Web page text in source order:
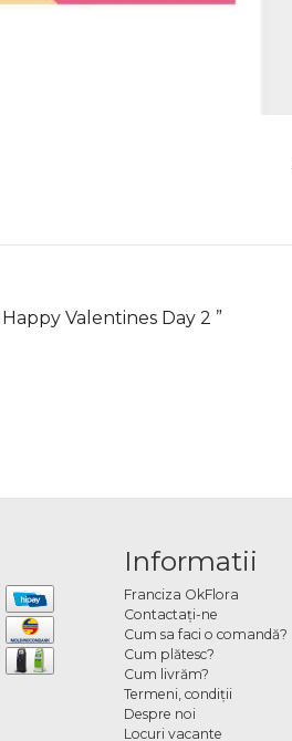
Valentines Day 2 ”
Informatii
Franciza OkFlora
Contactaţi-ne
Cum sa faci o comandă?
Cum plătesc?
Cum livrăm?
Termeni, condiţii
Despre noi
Locuri vacante